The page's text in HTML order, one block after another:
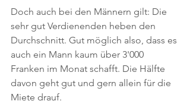
Doch auch bei den Männern gilt: Die
sehr gut Verdienenden heben den
Durchschnitt. Gut möglich also, dass es
auch ein Mann kaum über 3'000
Franken im Monat schafft. Die Hälfte
davon geht gut und gern allein für die
Miete drauf.